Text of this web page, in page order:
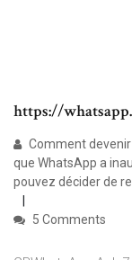
https://
Comment
que WhatsApp a
pouvez décider de
5 Comments